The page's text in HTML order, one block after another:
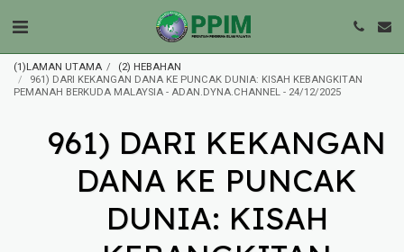
(1)LAMAN UTAMA
(2) HEBAHAN
961) DARI KEKANGAN DANA KE PUNCAK DUNIA: KISAH KEBANGKITAN
PEMANAH BERKUDA MALAYSIA - ADAN.DYNA.CHANNEL - 24/12/2025
961) DARI KEKANGAN
DANA KE PUNCAK
DUNIA: KISAH